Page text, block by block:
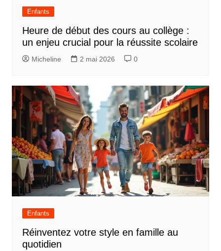
r
t
i
l
e
Enfants
Heure de début des cours au collège :
un enjeu crucial pour la réussite scolaire
Micheline 2 mai 2026 0
Enfants
Réinventez votre style en famille au
quotidien